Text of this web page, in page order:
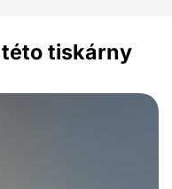
tiskárny